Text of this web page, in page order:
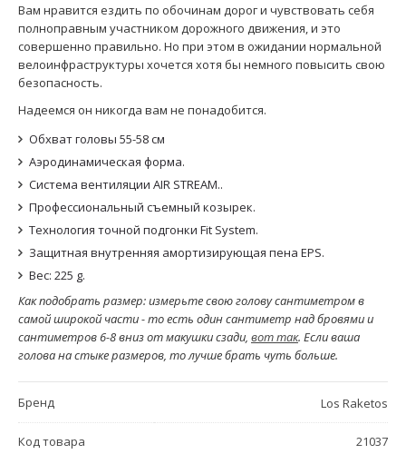
Вам нравится ездить по обочинам дорог и чувствовать себя
полноправным участником дорожного движения, и это
совершенно правильно. Но при этом в ожидании нормальной
велоинфраструктуры хочется хотя бы немного повысить свою
безопасность.
Надеемся он никогда вам не понадобится.
Обхват головы 55-58 см
Аэродинамическая форма.
Система вентиляции AIR STREAM..
Профессиональный съемный козырек.
Технология точной подгонки Fit System.
Защитная внутренняя амортизирующая пена EPS.
Вес: 225 g.
Как подобрать размер: измерьте свою голову сантиметром в
самой широкой части - то есть один сантиметр над бровями и
сантиметров 6-8 вниз от макушки сзади, вот так. Если ваша
голова на стыке размеров, то лучше брать чуть больше.
Бренд Los Raketos
Код товара 21037